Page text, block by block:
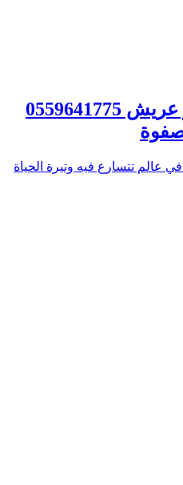
شركة تنظيف فلل بأبو عريش 0559641775
تتسارع فيه وتيرة الحياة